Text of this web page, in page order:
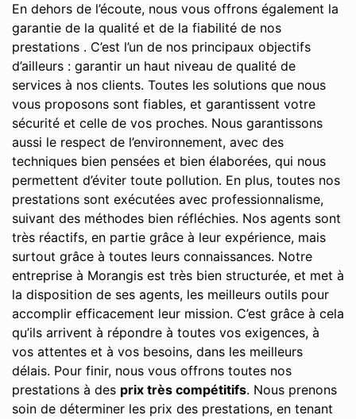
En dehors de l’écoute, nous vous offrons également la
garantie de la qualité et de la fiabilité de nos
prestations . C’est l’un de nos principaux objectifs
d’ailleurs : garantir un haut niveau de qualité de
services à nos clients. Toutes les solutions que nous
vous proposons sont fiables, et garantissent votre
sécurité et celle de vos proches. Nous garantissons
aussi le respect de l’environnement, avec des
techniques bien pensées et bien élaborées, qui nous
permettent d’éviter toute pollution. En plus, toutes nos
prestations sont exécutées avec professionnalisme,
suivant des méthodes bien réfléchies. Nos agents sont
très réactifs, en partie grâce à leur expérience, mais
surtout grâce à toutes leurs connaissances. Notre
entreprise à Morangis est très bien structurée, et met à
la disposition de ses agents, les meilleurs outils pour
accomplir efficacement leur mission. C’est grâce à cela
qu’ils arrivent à répondre à toutes vos exigences, à
vos attentes et à vos besoins, dans les meilleurs
délais. Pour finir, nous vous offrons toutes nos
prestations à des prix très compétitifs. Nous prenons
soin de déterminer les prix des prestations, en tenant